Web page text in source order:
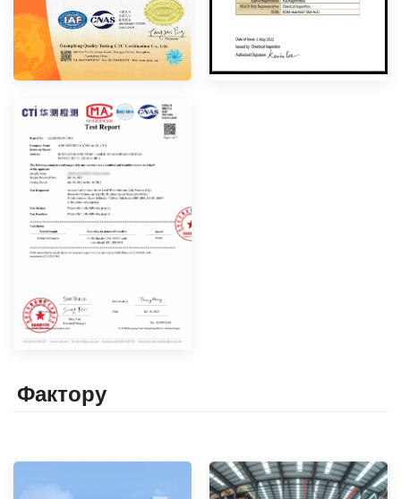
Факторy